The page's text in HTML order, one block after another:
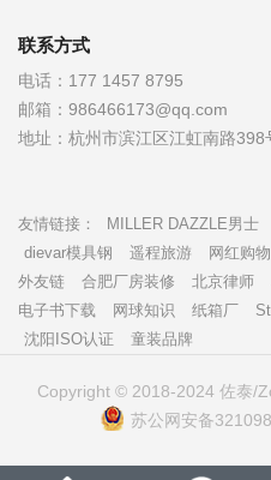
联系方式
电话： 177 1457 8795
邮箱： 986466173@qq.com
地址： 杭州市滨江区江虹南路398
友情链接： MILLER DAZZLE男士
dievar模具钢
遥程旅游 网红购物
外友链
合肥厂房装修 北京律师
电子书下载
网球知识 纸箱厂
沈阳ISO认证
童装品牌
Copyright © 2018-2024 佐泰/
苏公网安备